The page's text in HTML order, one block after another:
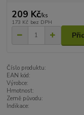
209 Kč/ks
173 Kč bez DPH
Číslo produktu:
EAN kód:
Výrobce:
Hmotnost:
Země původu:
Indikace: